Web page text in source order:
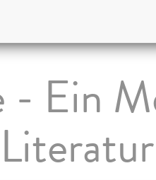
- Ein
Literatur